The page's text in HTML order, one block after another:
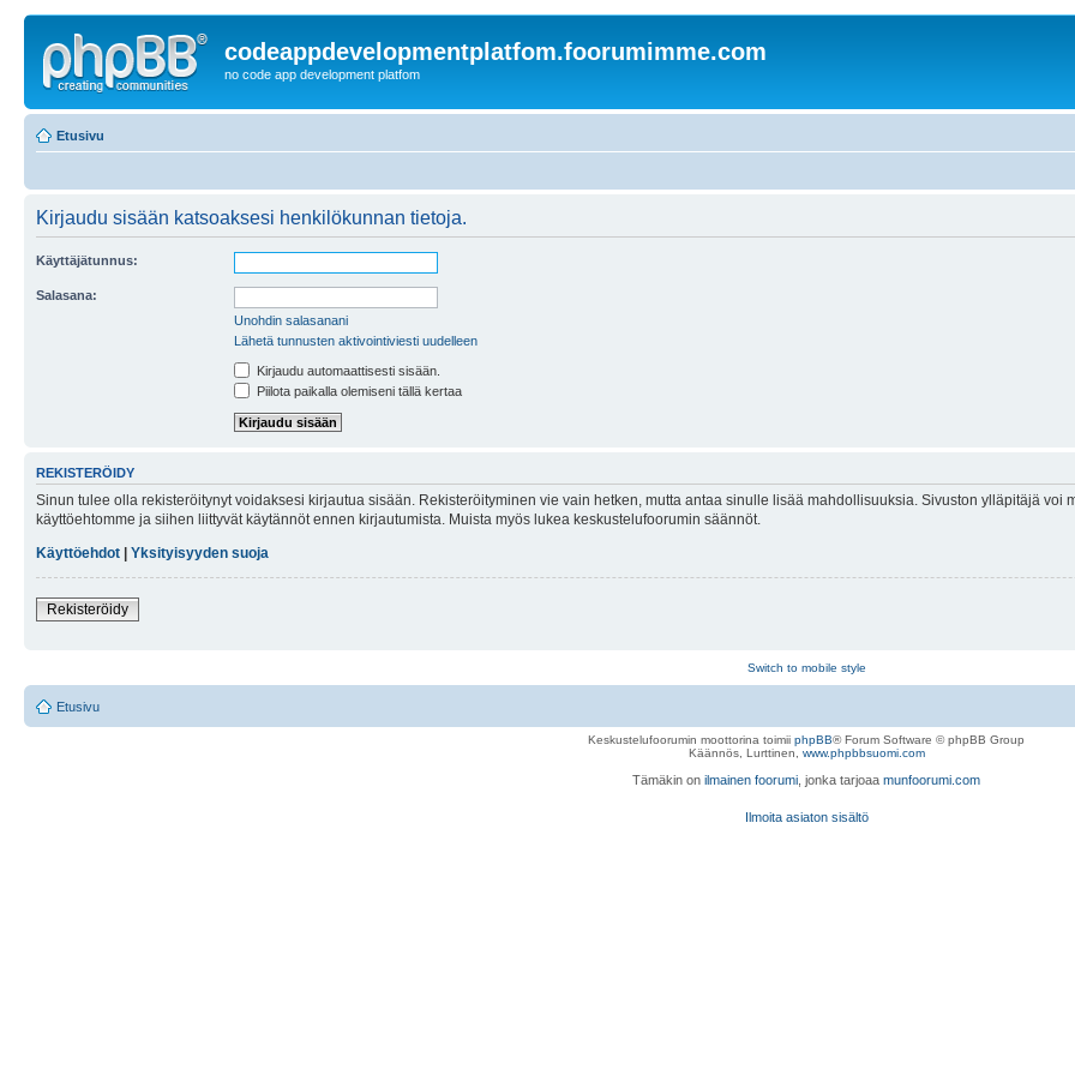
codeappdevelopmentplatfom.foorumimme.com
no code app development platfom
Etusivu
Kirjaudu sisään katsoaksesi henkilökunnan tietoja.
Käyttäjätunnus:
Salasana:
Unohdin salasanani
Lähetä tunnusten aktivointiviesti uudelleen
Kirjaudu automaattisesti sisään.
Piilota paikalla olemiseni tällä kertaa
REKISTERÖIDY
Sinun tulee olla rekisteröitynyt voidaksesi kirjautua sisään. Rekisteröityminen vie vain hetken, mutta antaa sinulle lisää mahdollisuuksia. Sivuston ylläpitäjä
käyttöehtomme ja siihen liittyvät käytännöt ennen kirjautumista. Muista myös lukea keskustelufoorumin säännöt.
Käyttöehdot
Yksityisyyden suoja
Rekisteröidy
Switch to mobile style
Etusivu
Keskustelufoorumin moottorina toimii phpBB® Forum Software © phpBB Group
Käännös, Lurttinen, www.phpbbsuomi.com
Tämäkin on ilmainen foorumi , jonka tarjoaa munfoorumi.com
Ilmoita asiaton sisältö